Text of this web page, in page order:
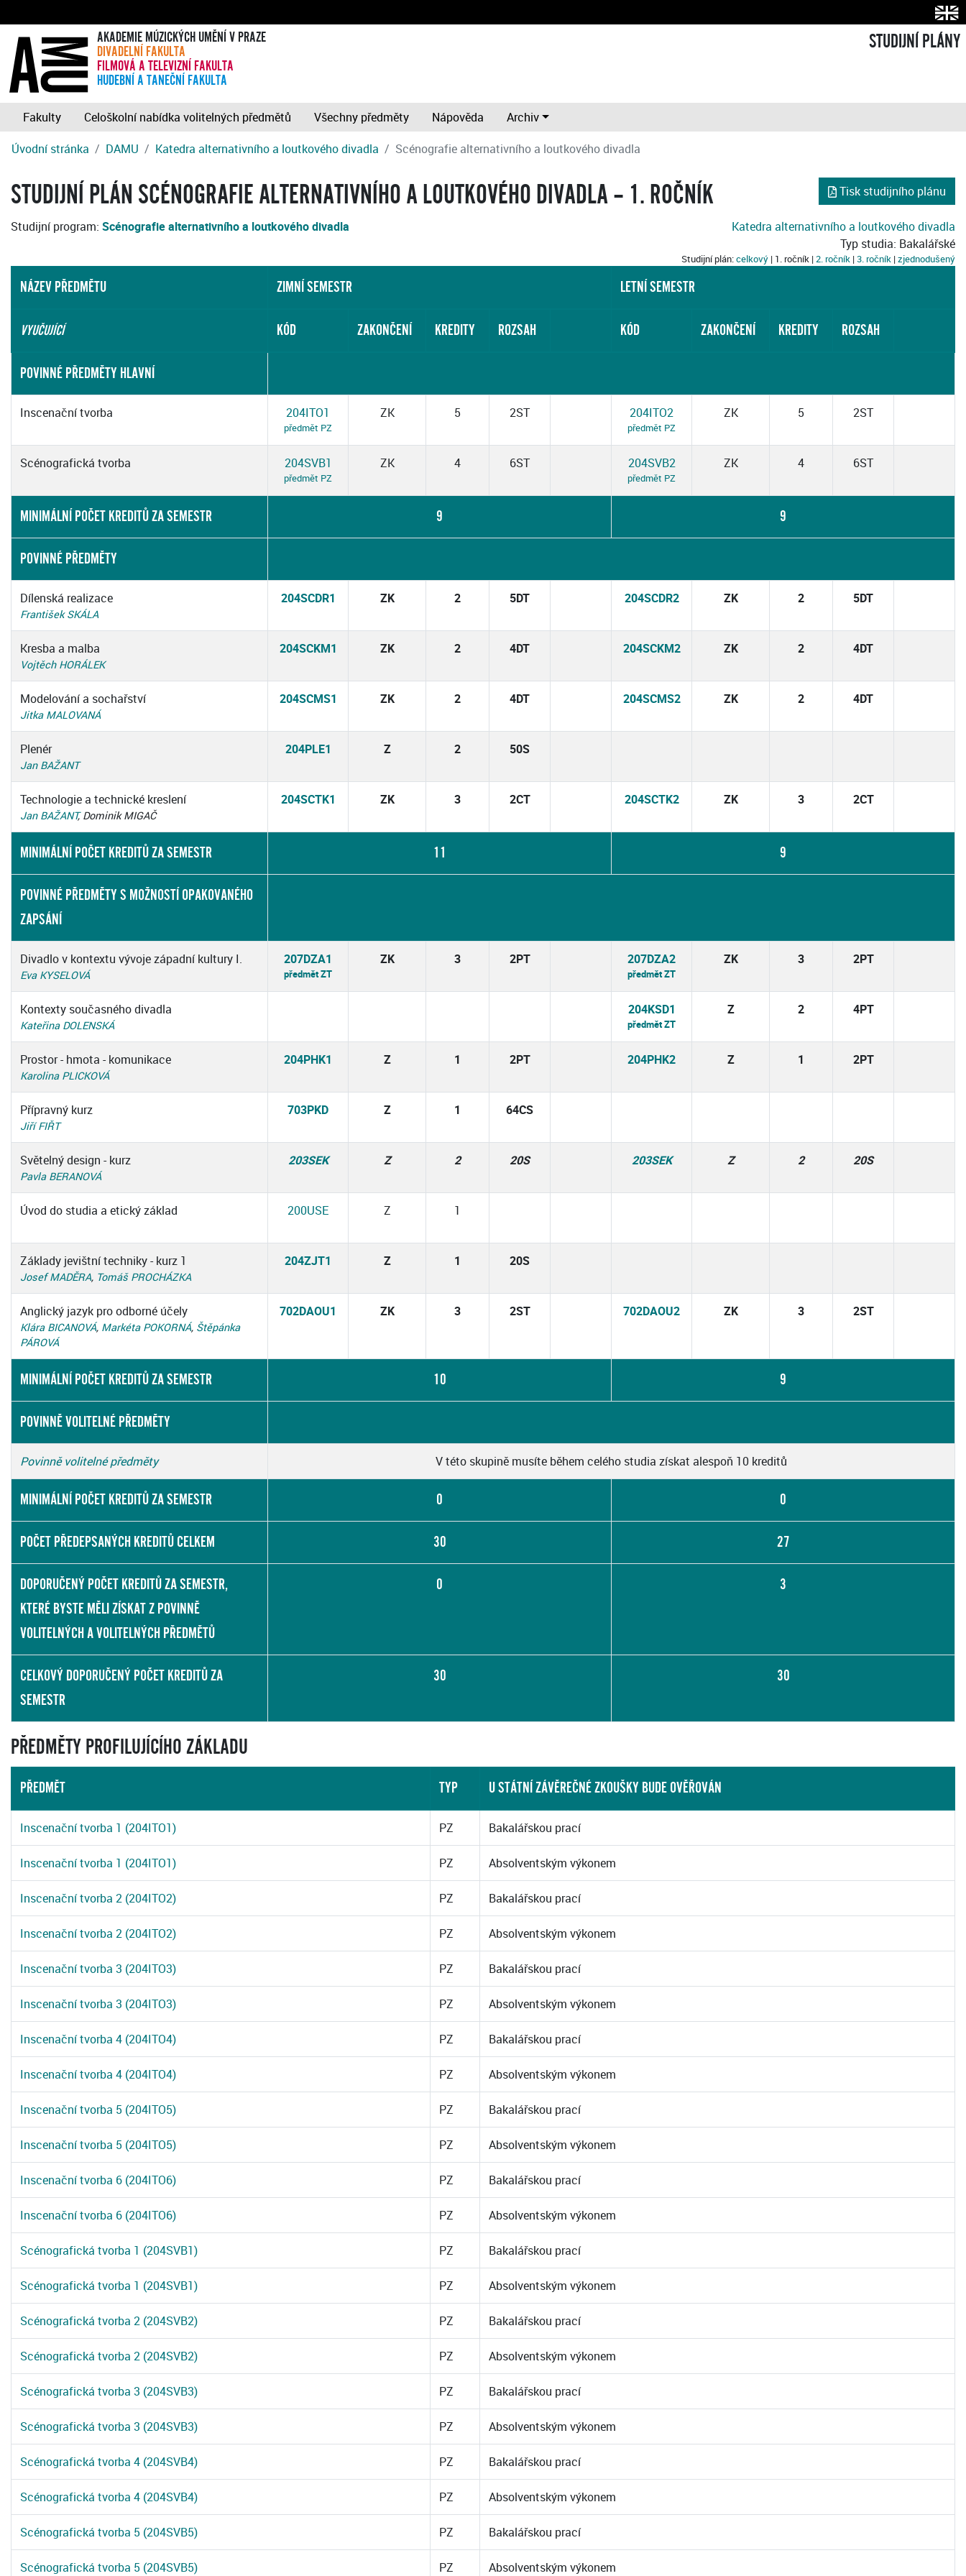
AKADEMIE MÚZICKÝCH UMĚNÍ V PRAZE
DIVADELNÍ FAKULTA
FILMOVÁ A TELEVIZNÍ FAKULTA
HUDEBNÍ A TANEČNÍ FAKULTA
STUDIJNÍ PLÁNY
Fakulty Celoškolní nabídka volitelných předmětů Všechny předměty Nápověda
Archiv
Úvodní stránka
DAMU Katedra alternativního a loutkového divadla Scénografie alternativního a loutkového divadla
Tisk studijního plánu
STUDIJNÍ PLÁN SCÉNOGRAFIE ALTERNATIVNÍHO A LOUTKOVÉHO DIVADLA – 1. ROČNÍK
Studijní program: Scénografie alternativního a loutkového divadla
Katedra alternativního a loutkového divadla
Typ studia: Bakalářské
Studijní plán:celkový | 1. ročník |2. ročník |3. ročník |zjednodušený
NÁZEV PŘEDMĚTU ZIMNÍ SEMESTR LETNÍ SEMESTR
VYUČUJÍCÍ KÓD ZAKONČENÍ KREDITY ROZSAH KÓD ZAKONČENÍ KREDITY ROZSAH
POVINNÉ PŘEDMĚTY HLAVNÍ
Inscenační tvorba 204ITO1
předmět PZ
ZK 5 2ST 204ITO2
předmět PZ
ZK 5 2ST
Scénografická tvorba 204SVB1
předmět PZ
ZK 4 6ST 204SVB2
předmět PZ
ZK 4 6ST
MINIMÁLNÍ POČET KREDITŮ ZA SEMESTR 9 9
POVINNÉ PŘEDMĚTY
Dílenská realizace
František SKÁLA
204SCDR1 ZK 2 5DT 204SCDR2 ZK 2 5DT
Kresba a malba
Vojtěch HORÁLEK
204SCKM1 ZK 2 4DT 204SCKM2 ZK 2 4DT
Modelování a sochařství
Jitka MALOVANÁ
204SCMS1 ZK 2 4DT 204SCMS2 ZK 2 4DT
Plenér
Jan BAŽANT
204PLE1 Z 2 50S
Technologie a technické kreslení
Jan BAŽANT, Dominik MIGAČ
204SCTK1 ZK 3 2CT 204SCTK2 ZK 3 2CT
MINIMÁLNÍ POČET KREDITŮ ZA SEMESTR 11 9
POVINNÉ PŘEDMĚTY S MOŽNOSTÍ OPAKOVANÉHO
ZAPSÁNÍ
Divadlo v kontextu vývoje západní kultury I.
Eva KYSELOVÁ
207DZA1
předmět ZT
ZK 3 2PT 207DZA2
předmět ZT
ZK 3 2PT
Kontexty současného divadla
Kateřina DOLENSKÁ
204KSD1
předmět ZT
Z 2 4PT
Prostor - hmota - komunikace
Karolina PLICKOVÁ
204PHK1 Z 1 2PT 204PHK2 Z 1 2PT
Přípravný kurz
Jiří FIŘT
703PKD Z 1 64CS
Světelný design - kurz
Pavla BERANOVÁ
203SEK Z 2 20S 203SEK Z 2 20S
Úvod do studia a etický základ 200USE Z 1
Základy jevištní techniky - kurz 1
Josef MADĚRA, Tomáš PROCHÁZKA
204ZJT1 Z 1 20S
Anglický jazyk pro odborné účely
Klára BICANOVÁ, Markéta POKORNÁ, Štěpánka
PÁROVÁ
702DAOU1 ZK 3 2ST 702DAOU2 ZK 3 2ST
MINIMÁLNÍ POČET KREDITŮ ZA SEMESTR 10 9
POVINNĚ VOLITELNÉ PŘEDMĚTY
Povinně volitelné předměty V této skupině musíte během celého studia získat alespoň 10 kreditů
MINIMÁLNÍ POČET KREDITŮ ZA SEMESTR 0 0
POČET PŘEDEPSANÝCH KREDITŮ CELKEM 30 27
DOPORUČENÝ POČET KREDITŮ ZA SEMESTR,
KTERÉ BYSTE MĚLI ZÍSKAT Z POVINNĚ
VOLITELNÝCH A VOLITELNÝCH PŘEDMĚTŮ
0 3
CELKOVÝ DOPORUČENÝ POČET KREDITŮ ZA
SEMESTR
30 30
PŘEDMĚTY PROFILUJÍCÍHO ZÁKLADU
PŘEDMĚT TYP U STÁTNÍ ZÁVĚREČNÉ ZKOUŠKY BUDE OVĚŘOVÁN
Inscenační tvorba 1 (204ITO1) PZ Bakalářskou prací
Inscenační tvorba 1 (204ITO1) PZ Absolventským výkonem
Inscenační tvorba 2 (204ITO2) PZ Bakalářskou prací
Inscenační tvorba 2 (204ITO2) PZ Absolventským výkonem
Inscenační tvorba 3 (204ITO3) PZ Bakalářskou prací
Inscenační tvorba 3 (204ITO3) PZ Absolventským výkonem
Inscenační tvorba 4 (204ITO4) PZ Bakalářskou prací
Inscenační tvorba 4 (204ITO4) PZ Absolventským výkonem
Inscenační tvorba 5 (204ITO5) PZ Bakalářskou prací
Inscenační tvorba 5 (204ITO5) PZ Absolventským výkonem
Inscenační tvorba 6 (204ITO6) PZ Bakalářskou prací
Inscenační tvorba 6 (204ITO6) PZ Absolventským výkonem
Scénografická tvorba 1 (204SVB1) PZ Bakalářskou prací
Scénografická tvorba 1 (204SVB1) PZ Absolventským výkonem
Scénografická tvorba 2 (204SVB2) PZ Bakalářskou prací
Scénografická tvorba 2 (204SVB2) PZ Absolventským výkonem
Scénografická tvorba 3 (204SVB3) PZ Bakalářskou prací
Scénografická tvorba 3 (204SVB3) PZ Absolventským výkonem
Scénografická tvorba 4 (204SVB4) PZ Bakalářskou prací
Scénografická tvorba 4 (204SVB4) PZ Absolventským výkonem
Scénografická tvorba 5 (204SVB5) PZ Bakalářskou prací
Scénografická tvorba 5 (204SVB5) PZ Absolventským výkonem